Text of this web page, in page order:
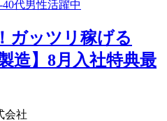
ガッツリ稼げる
造】8月入社特典最
会社